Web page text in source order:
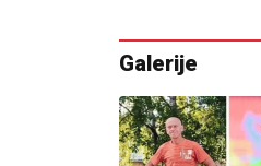
Galerije